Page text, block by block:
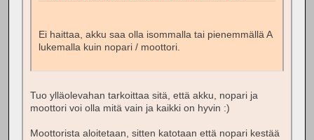
Ei haittaa, akku saa olla isommalla tai pienemmällä A
lukemalla kuin nopari / moottori.
Tuo ylläolevahan tarkoittaa sitä, että akku, nopari ja
moottori voi olla mitä vain ja kaikki on hyvin :)
Moottorista aloitetaan, sitten katotaan että nopari kestää